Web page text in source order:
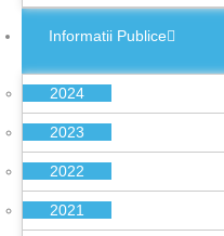
Informatii Publice
2024
2023
2022
2021